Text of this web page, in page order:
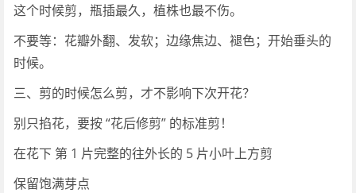
这个时候剪，瓶插最久，植株也最不伤。
不要等：花瓣外翻、发软；边缘焦边、褪色；开始垂头的
时候。
三、剪的时候怎么剪，才不影响下次开花？
别只掐花，要按 “花后修剪” 的标准剪！
在花下 第 1 片完整的往外长的 5 片小叶上方剪
保留饱满芽点